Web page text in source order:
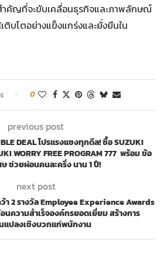
ำคัญที่จะขับเคลื่อนธุรกิจและภาพลักษณ์
ติบโตอย่างแข็งแกร่งและยั่งยืนใน
0
previous post
DEAL โปรแรงแซงทุกดีล! ซื้อ SUZUKI
WORRY FREE PROGRAM 777 พร้อม ข้อ
ช่วยผ่อนคนละครึ่ง นาน 1 ปี!
next post
า 2 รางวัล Employee Experience Awards
นความสำเร็จองค์กรยอดเยี่ยม สร้างการ
แปลงเชิงบวกแก่พนักงาน